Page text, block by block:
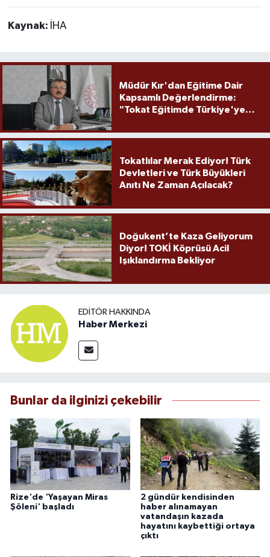
Kaynak: İHA
Müdür Kır'dan Eğitime Dair
Kapsamlı Değerlendirme:
"Tokat Eğitimde Türkiye'ye
Tokatlılar Merak Ediyor! Türk
Devletleri ve Türk Büyükleri
Anıtı Ne Zaman Açılacak?
Doğukent’te Kaza Geliyorum
Diyor! TOKİ Köprüsü Acil
Işıklandırma Bekliyor
EDITÖR HAKKINDA
Haber Merkezi
Bunlar da ilginizi çekebilir
Rize'de 'Yaşayan Miras
Şöleni' başladı
2 gündür kendisinden
haber alınamayan
vatandaşın kazada
hayatını kaybettiği ortaya
çıktı